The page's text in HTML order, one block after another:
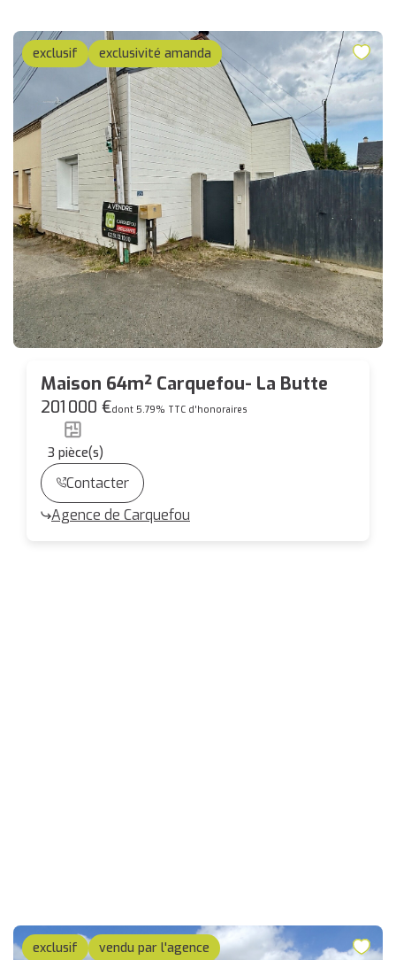
exclusif exclusivité amanda
Maison 64m² Carquefou- La Butte
201 000 €dont 5.79% TTC d'honoraires
3 pièce(s)
Contacter
Agence de Carquefou
exclusif vendu par l'agence